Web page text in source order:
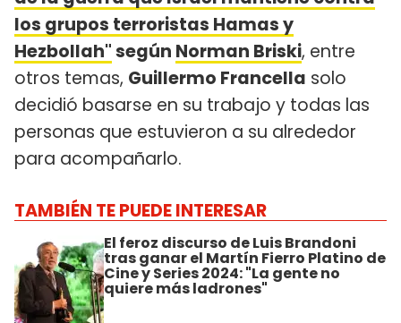
los grupos terroristas Hamas y
Hezbollah"según Norman Briski, entre
otros temas, Guillermo Francella solo
decidió basarse en su trabajo y todas las
personas que estuvieron a su alrededor
para acompañarlo.
TAMBIÉN TE PUEDE INTERESAR
El feroz discurso de Luis Brandoni
tras ganar el Martín Fierro Platino de
Cine y Series 2024: "La gente no
quiere más ladrones"